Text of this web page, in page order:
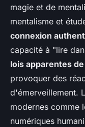
magie et de
mentalisme et
connexion
capacité à "lire
lois apparentes
provoquer des
d'émerveillement.
modernes comme
numériques